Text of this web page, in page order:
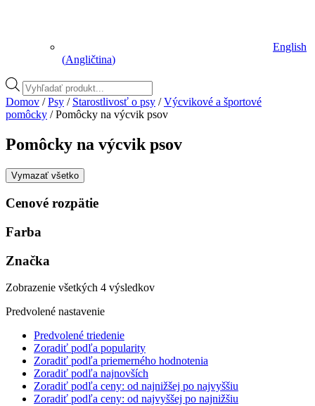
English
(Angličtina)
Vyhľadávanie
produktov
Domov /Psy / Starostlivosť o psy /Výcvikové a športové
pomôcky / Pomôcky na výcvik psov
Pomôcky na výcvik psov
Vymazať všetko
Cenové rozpätie
Farba
Značka
Zobrazenie všetkých 4 výsledkov
Predvolené nastavenie
Predvolené triedenie
Zoradiť podľa popularity
Zoradiť podľa priemerného hodnotenia
Zoradiť podľa najnovších
Zoradiť podľa ceny: od najnižšej po najvyššiu
Zoradiť podľa ceny: od najvyššej po najnižšiu